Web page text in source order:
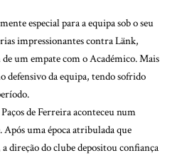
especial para a equipa sob o seu
impressionantes contra Länk,
um empate com o Académico. Mais
defensivo da equipa, tendo sofrido
de Ferreira aconteceu num
uma época atribulada que
direção do clube depositou confiança